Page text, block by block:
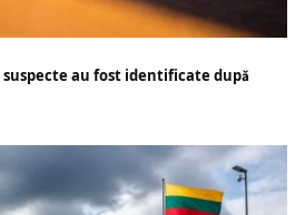
suspecte au fost identificate după